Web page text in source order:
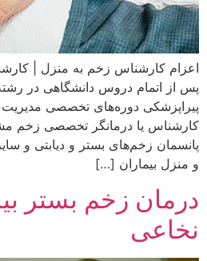
اعزام کارشناس زخم به منزل |
پس از اتمام دروس دانشگاهی در
پیراپزشکی دوره‌های تخصصی مدیریت
کارشناس یا درمانگر تخصصی زخم
پانسمان زخم‌های بستر و دیابتی و
و منزل بیماران […]
درمان زخم بستر
نخاعی